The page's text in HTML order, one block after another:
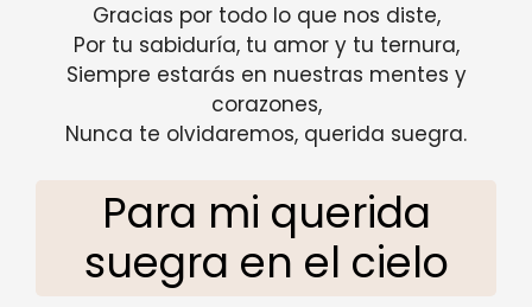
Gracias por todo lo que nos diste,
Por tu sabiduría, tu amor y tu ternura,
Siempre estarás en nuestras mentes y
corazones,
Nunca te olvidaremos, querida suegra.
Para mi querida
suegra en el cielo